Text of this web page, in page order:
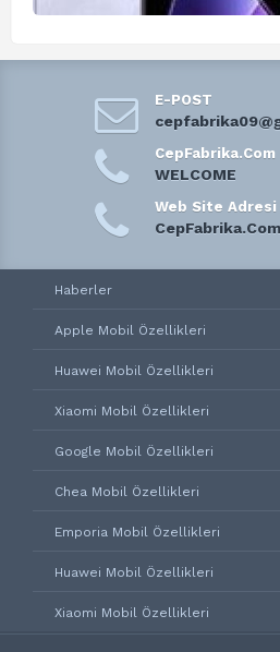
E-POST
CepFabrika.Com
WELCOME
Web Site Adresi
CepFabrika.Com
Haberler
Apple Mobil Özellikleri
Huawei Mobil Özellikleri
Xiaomi Mobil Özellikleri
Google Mobil Özellikleri
Chea Mobil Özellikleri
Emporia Mobil Özellikleri
Huawei Mobil Özellikleri
Xiaomi Mobil Özellikleri